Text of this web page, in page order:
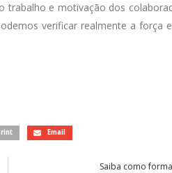
e motivação dos
verificar realmente a força
Email
Saiba como